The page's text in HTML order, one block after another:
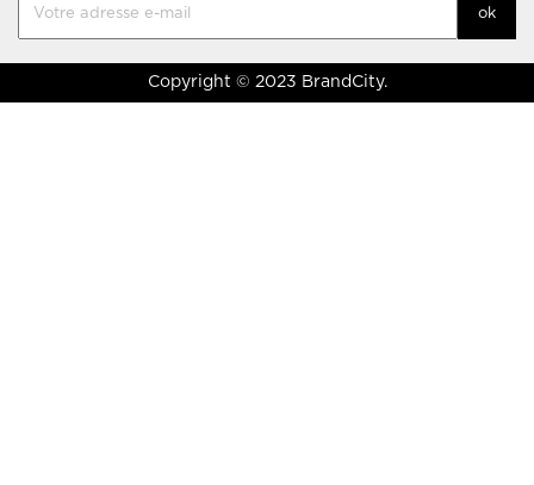
Copyright © 2023 BrandCity.